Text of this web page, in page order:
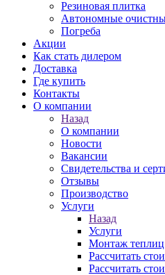
Резиновая плитка
Автономные
Погреба
Акции
Как стать дилером
Доставка
Где купить
Контакты
О компании
Назад
О компании
Новости
Вакансии
Свидетельства и
Отзывы
Производство
Услуги
Назад
Услуги
Монтаж теплиц
Рассчитать
Рассчитать